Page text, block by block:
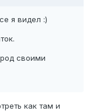
я видел :)
своими
как там и